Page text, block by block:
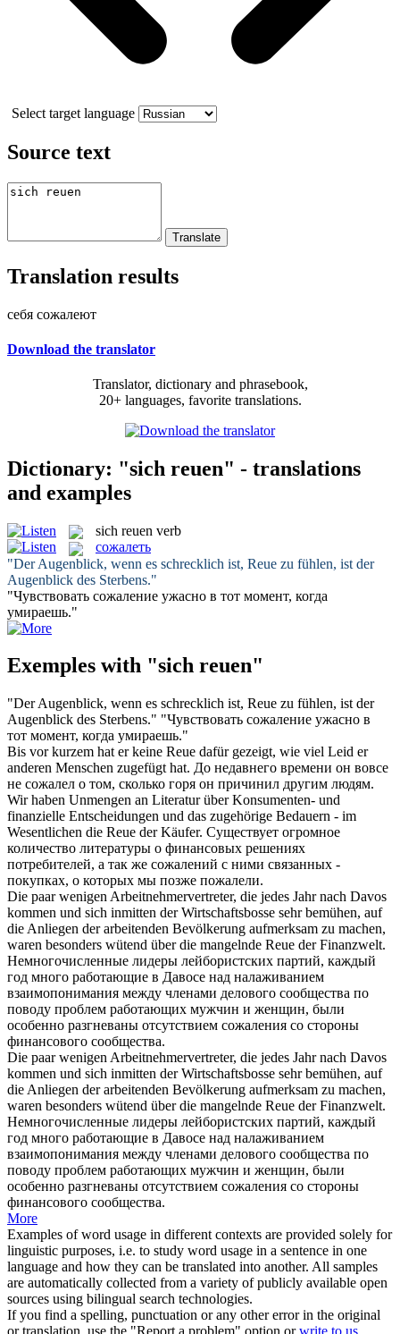
Select target language
Source text
Translation results
себя сожалеют
Download the translator
Translator, dictionary and phrasebook,
20+ languages, favorite translations.
Dictionary: "sich reuen" - translations
and examples
sich reuen verb
сожалеть
"Der Augenblick, wenn es schrecklich ist, Reue zu fühlen, ist der
Augenblick des Sterbens."
"Чувствовать сожаление ужасно в тот момент, когда
умираешь."
Exemples with "sich reuen"
"Der Augenblick, wenn es schrecklich ist, Reue zu fühlen, ist der
Augenblick des Sterbens." "Чувствовать сожаление ужасно в
тот момент, когда умираешь."
Bis vor kurzem hat er keine Reue dafür gezeigt, wie viel Leid er
anderen Menschen zugefügt hat. До недавнего времени он вовсе
не сожалел о том, сколько горя он причинил другим людям.
Wir haben Unmengen an Literatur über Konsumenten- und
finanzielle Entscheidungen und das zugehörige Bedauern - im
Wesentlichen die Reue der Käufer. Существует огромное
количество литературы о финансовых решениях
потребителей, а так же сожалений с ними связанных -
покупках, о которых мы позже пожалели.
Die paar wenigen Arbeitnehmervertreter, die jedes Jahr nach Davos
kommen und sich inmitten der Wirtschaftsbosse sehr bemühen, auf
die Anliegen der arbeitenden Bevölkerung aufmerksam zu machen,
waren besonders wütend über die mangelnde Reue der Finanzwelt.
Немногочисленные лидеры лейбористских партий, каждый
год много работающие в Давосе над налаживанием
взаимопонимания между членами делового сообщества по
поводу проблем работающих мужчин и женщин, были
особенно разгневаны отсутствием сожаления со стороны
финансового сообщества.
Die paar wenigen Arbeitnehmervertreter, die jedes Jahr nach Davos
kommen und sich inmitten der Wirtschaftsbosse sehr bemühen, auf
die Anliegen der arbeitenden Bevölkerung aufmerksam zu machen,
waren besonders wütend über die mangelnde Reue der Finanzwelt.
Немногочисленные лидеры лейбористских партий, каждый
год много работающие в Давосе над налаживанием
взаимопонимания между членами делового сообщества по
поводу проблем работающих мужчин и женщин, были
особенно разгневаны отсутствием сожаления со стороны
финансового сообщества.
More
Examples of word usage in different contexts are provided solely for
linguistic purposes, i.e. to study word usage in a sentence in one
language and how they can be translated into another. All samples
are automatically collected from a variety of publicly available open
sources using bilingual search technologies.
If you find a spelling, punctuation or any other error in the original